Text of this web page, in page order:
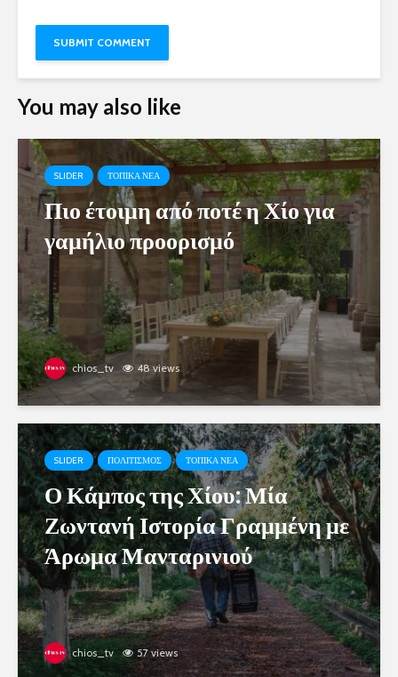
You may also like
SLIDER ΤΟΠΙΚΑ ΝΕΑ
Πιο έτοιμη από ποτέ η Χίο για
γαμήλιο προορισμό
chios_tv 48 views
SLIDER ΠΟΛΙΤΙΣΜΟΣ ΤΟΠΙΚΑ ΝΕΑ
Ο Κάμπος της Χίου: Μία
Ζωντανή Ιστορία Γραμμένη με
Άρωμα Μανταρινιού
chios_tv 57 views